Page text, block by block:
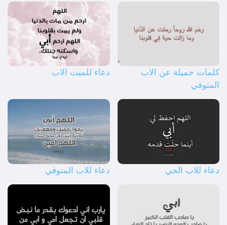
كلمات جميلة عن الاب
المتوفي
دعاء للميت الاب
دعاء للاب الحي دعاء للاب المتوفي